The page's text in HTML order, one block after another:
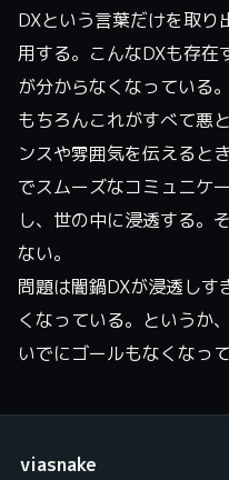
DXという言葉だけを取り
用する。こんなDXも存在
が分からなくなっている。
もちろんこれがすべて悪
ンスや雰囲気を伝えると
でスムーズなコミュニケ
し、世の中に浸透する。
ない。
問題は闇鍋DXが浸透しす
くなっている。というか
いでにゴールもなくなって
viasnake